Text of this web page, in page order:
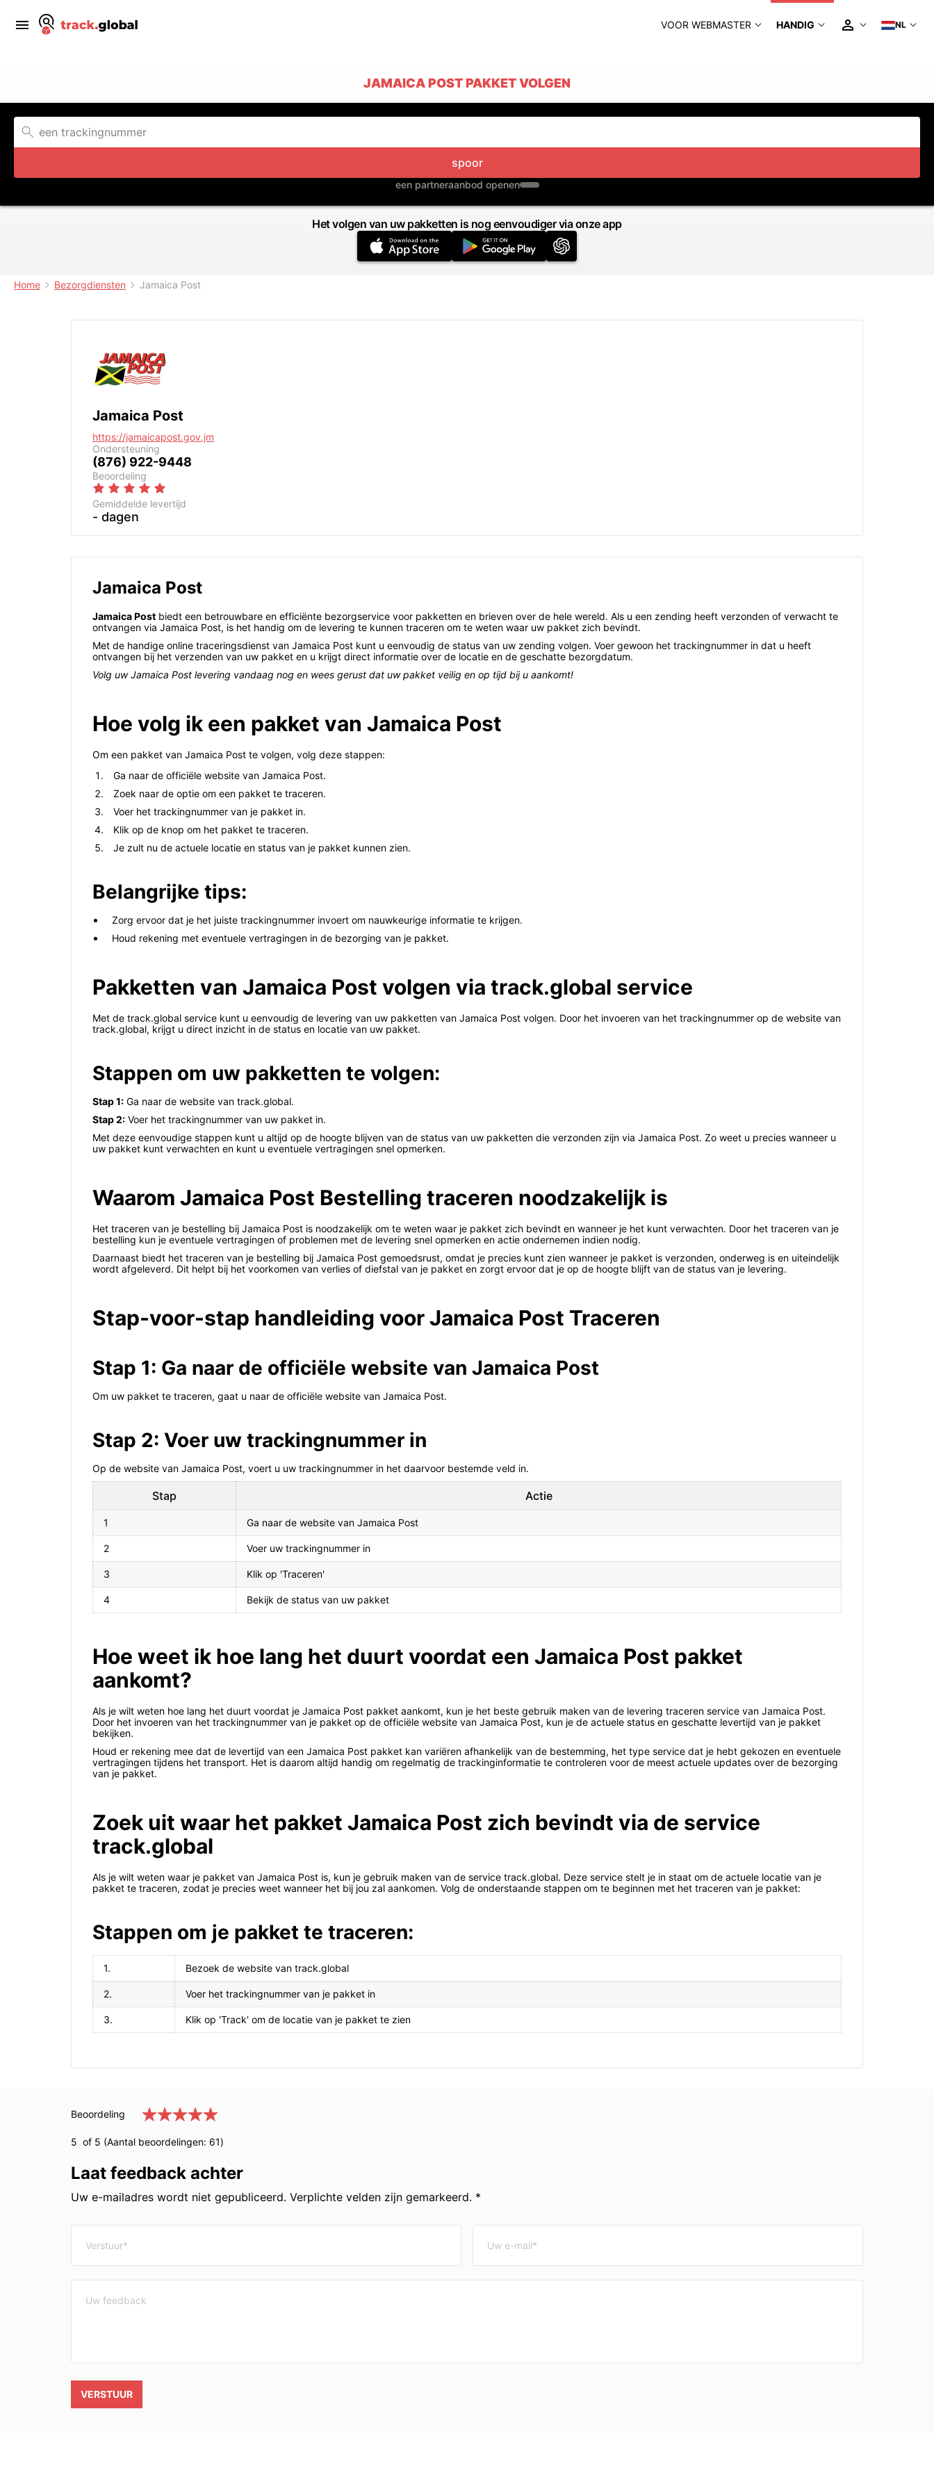
VOOR WEBMASTER HANDIG NL
JAMAICA POST PAKKET VOLGEN
spoor
een partneraanbod openen
Het volgen van uw pakketten is nog eenvoudiger via onze app
Home Bezorgdiensten Jamaica Post
Jamaica Post
https://jamaicapost.gov.jm
Ondersteuning
(876) 922-9448
Beoordeling
Gemiddelde levertijd
- dagen
Jamaica Post
Jamaica Post biedt een betrouwbare en efficiënte bezorgservice voor pakketten en brieven over de hele wereld. Als u een zending heeft verzonden of verwacht te
ontvangen via Jamaica Post, is het handig om de levering te kunnen traceren om te weten waar uw pakket zich bevindt.
Met de handige online traceringsdienst van Jamaica Post kunt u eenvoudig de status van uw zending volgen. Voer gewoon het trackingnummer in dat u heeft
ontvangen bij het verzenden van uw pakket en u krijgt direct informatie over de locatie en de geschatte bezorgdatum.
Volg uw Jamaica Post levering vandaag nog en wees gerust dat uw pakket veilig en op tijd bij u aankomt!
Hoe volg ik een pakket van Jamaica Post
Om een pakket van Jamaica Post te volgen, volg deze stappen:
Ga naar de officiële website van Jamaica Post.
Zoek naar de optie om een pakket te traceren.
Voer het trackingnummer van je pakket in.
Klik op de knop om het pakket te traceren.
Je zult nu de actuele locatie en status van je pakket kunnen zien.
Belangrijke tips:
Zorg ervoor dat je het juiste trackingnummer invoert om nauwkeurige informatie te krijgen.
Houd rekening met eventuele vertragingen in de bezorging van je pakket.
Pakketten van Jamaica Post volgen via track.global service
Met de track.global service kunt u eenvoudig de levering van uw pakketten van Jamaica Post volgen. Door het invoeren van het trackingnummer op de website van
track.global, krijgt u direct inzicht in de status en locatie van uw pakket.
Stappen om uw pakketten te volgen:
Stap 1: Ga naar de website van track.global.
Stap 2: Voer het trackingnummer van uw pakket in.
Met deze eenvoudige stappen kunt u altijd op de hoogte blijven van de status van uw pakketten die verzonden zijn via Jamaica Post. Zo weet u precies wanneer u
uw pakket kunt verwachten en kunt u eventuele vertragingen snel opmerken.
Waarom Jamaica Post Bestelling traceren noodzakelijk is
Het traceren van je bestelling bij Jamaica Post is noodzakelijk om te weten waar je pakket zich bevindt en wanneer je het kunt verwachten. Door het traceren van je
bestelling kun je eventuele vertragingen of problemen met de levering snel opmerken en actie ondernemen indien nodig.
Daarnaast biedt het traceren van je bestelling bij Jamaica Post gemoedsrust, omdat je precies kunt zien wanneer je pakket is verzonden, onderweg is en uiteindelijk
wordt afgeleverd. Dit helpt bij het voorkomen van verlies of diefstal van je pakket en zorgt ervoor dat je op de hoogte blijft van de status van je levering.
Stap-voor-stap handleiding voor Jamaica Post Traceren
Stap 1: Ga naar de officiële website van Jamaica Post
Om uw pakket te traceren, gaat u naar de officiële website van Jamaica Post.
Stap 2: Voer uw trackingnummer in
Op de website van Jamaica Post, voert u uw trackingnummer in het daarvoor bestemde veld in.
Stap Actie
1 Ga naar de website van Jamaica Post
2 Voer uw trackingnummer in
3 Klik op 'Traceren'
4 Bekijk de status van uw pakket
Hoe weet ik hoe lang het duurt voordat een Jamaica Post pakket
aankomt?
Als je wilt weten hoe lang het duurt voordat je Jamaica Post pakket aankomt, kun je het beste gebruik maken van de levering traceren service van Jamaica Post.
Door het invoeren van het trackingnummer van je pakket op de officiële website van Jamaica Post, kun je de actuele status en geschatte levertijd van je pakket
bekijken.
Houd er rekening mee dat de levertijd van een Jamaica Post pakket kan variëren afhankelijk van de bestemming, het type service dat je hebt gekozen en eventuele
vertragingen tijdens het transport. Het is daarom altijd handig om regelmatig de trackinginformatie te controleren voor de meest actuele updates over de bezorging
van je pakket.
Zoek uit waar het pakket Jamaica Post zich bevindt via de service
track.global
Als je wilt weten waar je pakket van Jamaica Post is, kun je gebruik maken van de service track.global. Deze service stelt je in staat om de actuele locatie van je
pakket te traceren, zodat je precies weet wanneer het bij jou zal aankomen. Volg de onderstaande stappen om te beginnen met het traceren van je pakket:
Stappen om je pakket te traceren:
1. Bezoek de website van track.global
2. Voer het trackingnummer van je pakket in
3. Klik op 'Track' om de locatie van je pakket te zien
Beoordeling
5 of 5 (Aantal beoordelingen: 61)
Laat feedback achter
Uw e-mailadres wordt niet gepubliceerd. Verplichte velden zijn gemarkeerd. *
VERSTUUR